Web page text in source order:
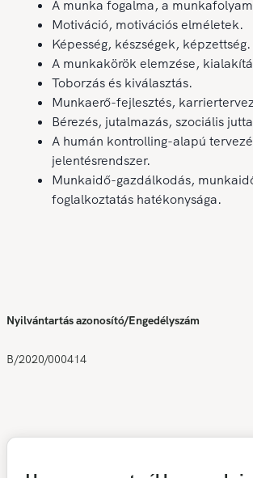
A munka fogalma, a
Motiváció, motivációs elméletek.
Képesség, készségek, képzettség.
A munkakörök elemzése,
Toborzás és kiválasztás.
Munkaerő-fejlesztés,
Bérezés, jutalmazás, szociális
A humán kontrolling-alapú
jelentésrendszer.
Munkaidő-gazdálkodás,
foglalkoztatás hatékonysága.
Nyilvántartás azonosító/Engedélyszám
B/2020/000414